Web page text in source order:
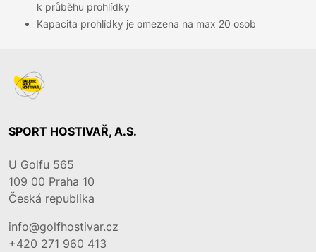
k průběhu prohlídky
Kapacita prohlídky je omezena na max 20 osob
SPORT HOSTIVAŘ, A.S.
U Golfu 565
109 00 Praha 10
Česká republika
info@golfhostivar.cz
+420 271 960 413